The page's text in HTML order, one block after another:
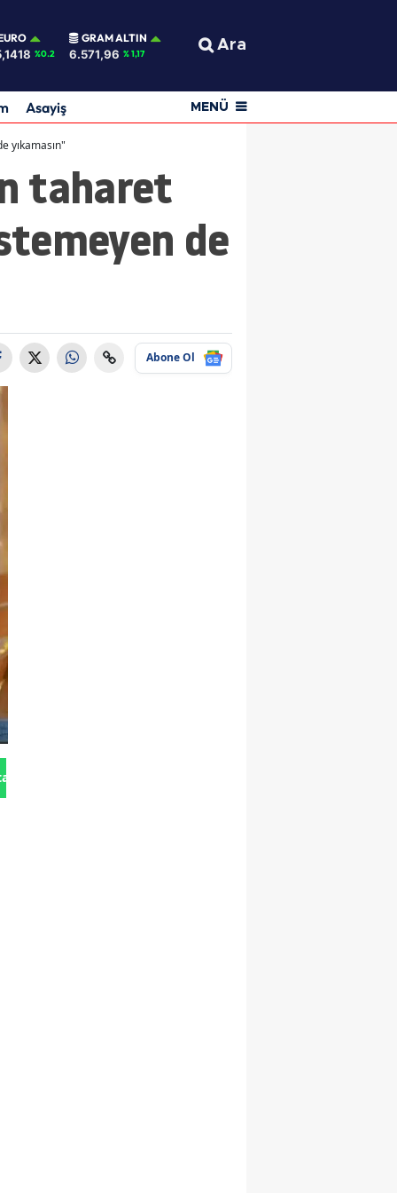
%0.2
GRAM ALTIN
6.571,96 % 1,17 Ara
Asayiş MENÜ
yıkamasın"
taharet
de
Abone Ol
Gönder